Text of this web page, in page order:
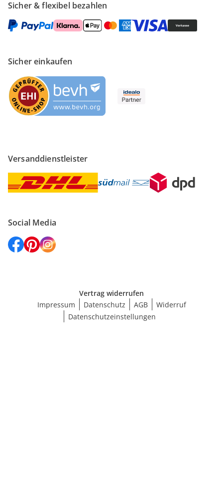
Sicher & flexibel bezahlen
Sicher einkaufen
Versanddienstleister
Social Media
Vertrag widerrufen
Impressum
Datenschutz AGB
Widerruf
Datenschutzeinstellungen